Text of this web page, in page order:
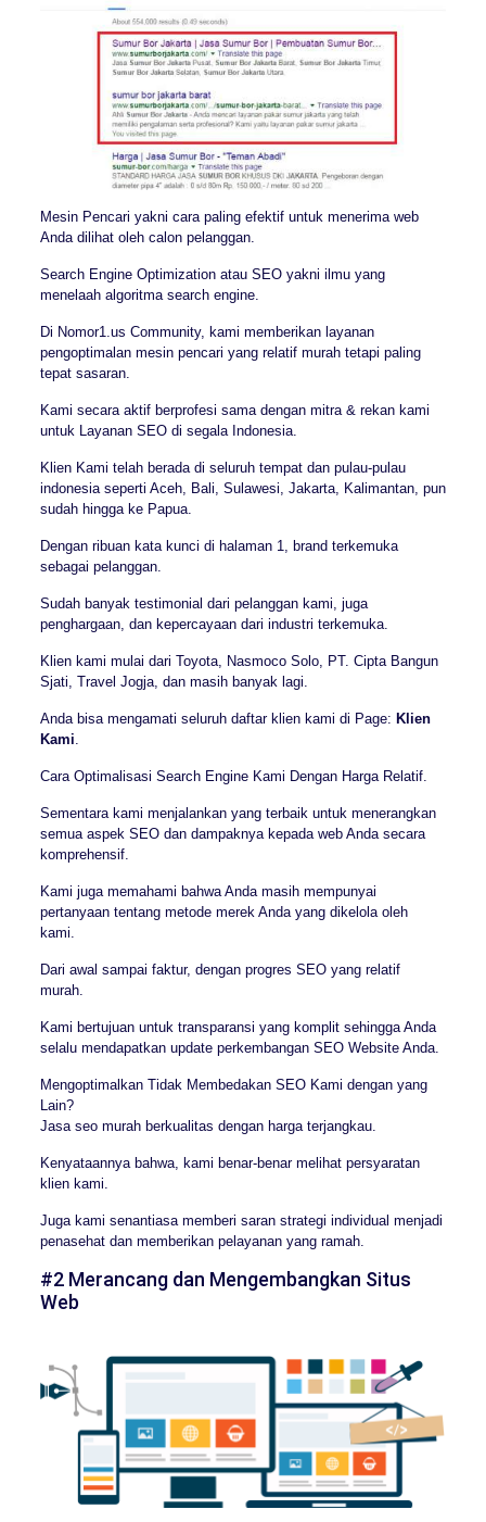
Mesin Pencari yakni cara paling efektif untuk menerima web
Anda dilihat oleh calon pelanggan.
Search Engine Optimization atau SEO yakni ilmu yang
menelaah algoritma search engine.
Di Nomor1.us Community, kami memberikan layanan
pengoptimalan mesin pencari yang relatif murah tetapi paling
tepat sasaran.
Kami secara aktif berprofesi sama dengan mitra & rekan kami
untuk Layanan SEO di segala Indonesia.
Klien Kami telah berada di seluruh tempat dan pulau-pulau
indonesia seperti Aceh, Bali, Sulawesi, Jakarta, Kalimantan, pun
sudah hingga ke Papua.
Dengan ribuan kata kunci di halaman 1, brand terkemuka
sebagai pelanggan.
Sudah banyak testimonial dari pelanggan kami, juga
penghargaan, dan kepercayaan dari industri terkemuka.
Klien kami mulai dari Toyota, Nasmoco Solo, PT. Cipta Bangun
Sjati, Travel Jogja, dan masih banyak lagi.
Anda bisa mengamati seluruh daftar klien kami di Page: Klien
Kami
Cara Optimalisasi Search Engine Kami Dengan Harga Relatif.
Sementara kami menjalankan yang terbaik untuk menerangkan
semua aspek SEO dan dampaknya kepada web Anda secara
komprehensif.
Kami juga memahami bahwa Anda masih mempunyai
pertanyaan tentang metode merek Anda yang dikelola oleh
kami.
Dari awal sampai faktur, dengan progres SEO yang relatif
murah.
Kami bertujuan untuk transparansi yang komplit sehingga Anda
selalu mendapatkan update perkembangan SEO Website Anda.
Mengoptimalkan Tidak Membedakan SEO Kami dengan yang
Lain?
Jasa seo murah berkualitas dengan harga terjangkau.
Kenyataannya bahwa, kami benar-benar melihat persyaratan
klien kami.
Juga kami senantiasa memberi saran strategi individual menjadi
penasehat dan memberikan pelayanan yang ramah.
#2 Merancang dan Mengembangkan Situs
Web